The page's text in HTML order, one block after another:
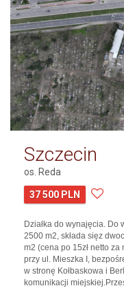
Szczecin
os. Reda
37 500 PLN
Działka do wynajęcia. Do
2500 m2, składa sięz
m2 (cena po 15zł netto
przy ul. Mieszka I,
w stronę Kołbaskowa i
komunikacji